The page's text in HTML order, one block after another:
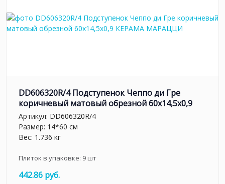
DD606320R/4 Подступенок Чеппо ди Гре
коричневый матовый обрезной 60x14,5x0,9
Артикул: DD606320R/4
Размер: 14*60 см
Вес: 1.736 кг
Плиток в упаковке: 9шт
442.86 руб.